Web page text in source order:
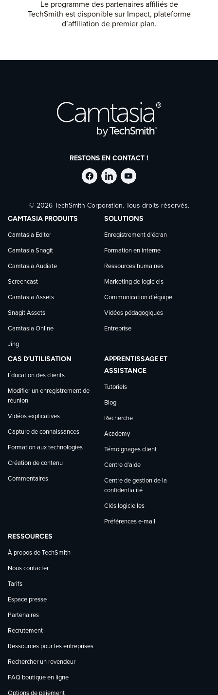
Le programme des partenaires affiliés de
TechSmith est disponible sur Impact, plateforme
d’affiliation de premier plan.
RESTONS EN CONTACT !
Suivre
TechSmith
sur
Facebook
Suivre
TechSmith
sur
LinkedIn
Suivre
TechSmith
sur
YouTube
© 2026 TechSmith Corporation. Tous droits réservés.
CAMTASIA PRODUITS
Camtasia Editor
Camtasia Snagit
Camtasia Audiate
Screencast
Camtasia Assets
Snagit Assets
Camtasia Online
Jing
SOLUTIONS
Enregistrement d’écran
Formation en interne
Ressources humaines
Marketing de logiciels
Communication d’équipe
Vidéos pédagogiques
Entreprise
CAS D’UTILISATION
Éducation des clients
Modifier un enregistrement de
réunion
Vidéos explicatives
Capture de connaissances
Formation aux technologies
Création de contenu
Commentaires
APPRENTISSAGE ET
ASSISTANCE
Tutoriels
Blog
Recherche
Academy
Témoignages client
Centre d’aide
Centre de gestion de la
confidentialité
Clés logicielles
Préférences e-mail
RESSOURCES
À propos de TechSmith
Nous contacter
Tarifs
Espace presse
Partenaires
Recrutement
Ressources pour les entreprises
Rechercher un revendeur
FAQ boutique en ligne
Options de paiement